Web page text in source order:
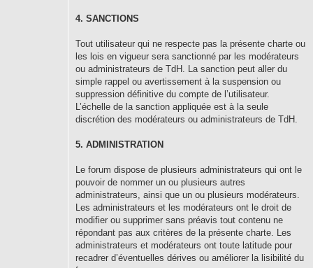
4. SANCTIONS
Tout utilisateur qui ne respecte pas la présente charte ou
les lois en vigueur sera sanctionné par les modérateurs
ou administrateurs de TdH. La sanction peut aller du
simple rappel ou avertissement à la suspension ou
suppression définitive du compte de l’utilisateur.
L’échelle de la sanction appliquée est à la seule
discrétion des modérateurs ou administrateurs de TdH.
5. ADMINISTRATION
Le forum dispose de plusieurs administrateurs qui ont le
pouvoir de nommer un ou plusieurs autres
administrateurs, ainsi que un ou plusieurs modérateurs.
Les administrateurs et les modérateurs ont le droit de
modifier ou supprimer sans préavis tout contenu ne
répondant pas aux critères de la présente charte. Les
administrateurs et modérateurs ont toute latitude pour
recadrer d’éventuelles dérives ou améliorer la lisibilité du